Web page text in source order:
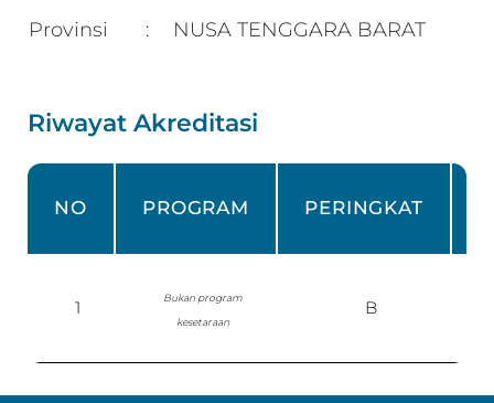
Provinsi
: NUSA TENGGARA BARAT
Riwayat Akreditasi
NO PROGRAM PERINGKAT
1
Bukan program
kesetaraan
B